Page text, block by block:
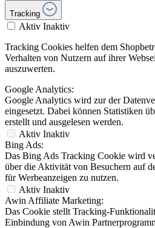
Tracking
Aktiv Inaktiv
Tracking Cookies helfen dem
Verhalten von Nutzern auf ihrer
auszuwerten.
Google Analytics:
Google Analytics wird zur der
eingesetzt. Dabei können Statistiken
erstellt und ausgelesen werden.
Aktiv Inaktiv
Bing Ads:
Das Bing Ads Tracking Cookie wird
über die Aktivität von Besuchern auf
für Werbeanzeigen zu nutzen.
Aktiv Inaktiv
Awin Affiliate Marketing:
Das Cookie stellt Tracking-
Einbindung von Awin